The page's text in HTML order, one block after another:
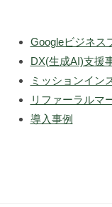
・
集
客
Googleビジネス
DX(生成AI)支援
ミッションイン
リファーラルマ
導入事例